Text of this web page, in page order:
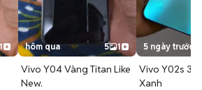
1 hôm qua 5 1
Vivo Y04 Vàng Titan Like
New.
5 ngày trước
Vivo Y02s
Xanh